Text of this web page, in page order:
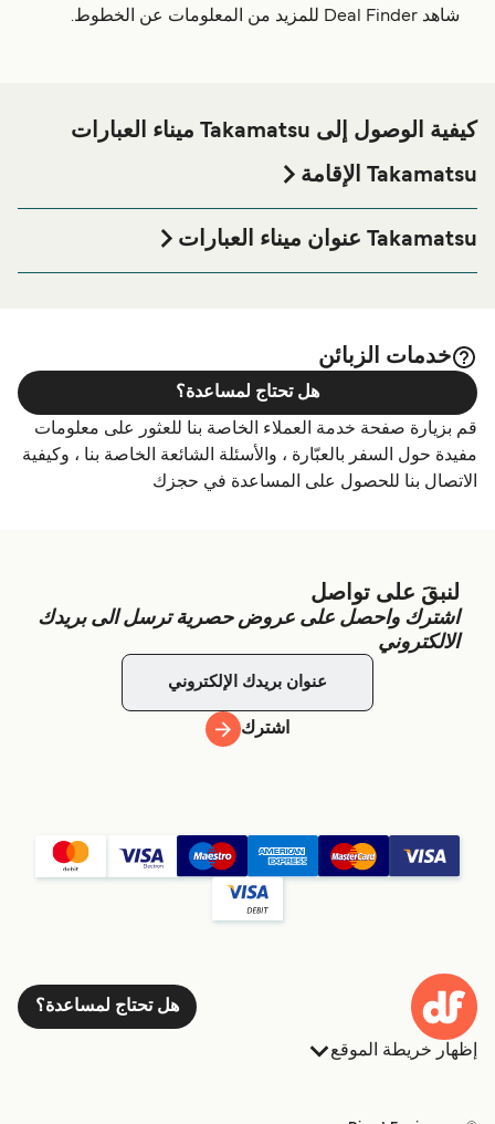
شاهد Deal Finder للمزيد من المعلومات عن الخطوط.
كيفية الوصول إلى Takamatsu ميناء العبارات
Takamatsu الإقامة
العبارة قبل أو بعد رحلتك أو إذا كنت تبحث عن أماكن السكن
لإقامتك بالكامل، يرجى زيارة موقعنا على
Takamatsu عنوان ميناء العبارات
خدمات الزبائن
قم بزيارة صفحة خدمة العملاء الخاصة بنا للعثور على معلومات
مفيدة حول السفر بالعبّارة ، والأسئلة الشائعة الخاصة بنا ، وكيفية
الاتصال بنا للحصول على المساعدة في حجزك
هل تحتاج لمساعدة؟
لنبقَ على تواصل
اشترك واحصل على عروض حصرية ترسل الى بريدك
الالكتروني
اشترك
هل تحتاج لمساعدة؟
إظهار خريطة الموقع
البلدان